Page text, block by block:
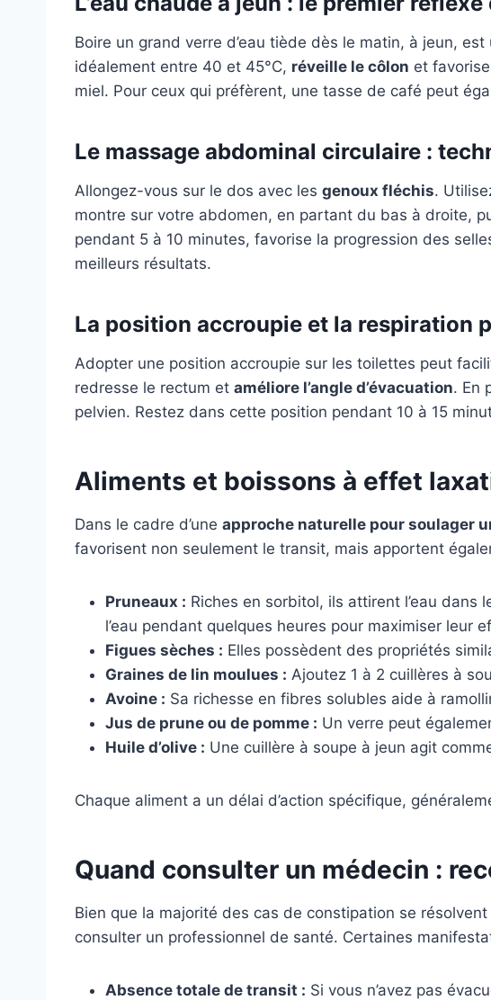
Boire un grand verre d’eau tiède dès le matin, à jeun,
idéalement entre 40 et 45°C, réveille le côlon et
miel. Pour ceux qui préfèrent, une tasse de café peut
Le massage abdominal circulaire :
Allongez-vous sur le dos avec les genoux fléchis.
montre sur votre abdomen, en partant du bas à droite,
pendant 5 à 10 minutes, favorise la progression des
meilleurs résultats.
La position accroupie et la respiration
Adopter une position accroupie sur les toilettes peut
redresse le rectum et améliore l’angle d’évacuation. En
pelvien. Restez dans cette position pendant 10 à 15
Aliments et boissons à effet
Dans le cadre d’une approche naturelle pour soulager
favorisent non seulement le transit, mais apportent
Pruneaux : Riches en sorbitol, ils attirent l’eau
l’eau pendant quelques heures pour maximiser leur
Figues sèches : Elles possèdent des propriétés
Graines de lin moulues : Ajoutez 1 à 2 cuillères à
Avoine : Sa richesse en fibres solubles aide à
Jus de prune ou de pomme : Un verre peut
Huile d’olive : Une cuillère à soupe à jeun agit
Chaque aliment a un délai d’action spécifique,
Quand consulter un médecin :
Bien que la majorité des cas de constipation se
consulter un professionnel de santé. Certaines
Absence totale de transit : Si vous n’avez pas